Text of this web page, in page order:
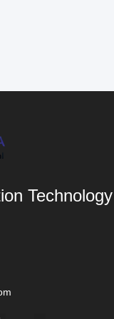
Technology